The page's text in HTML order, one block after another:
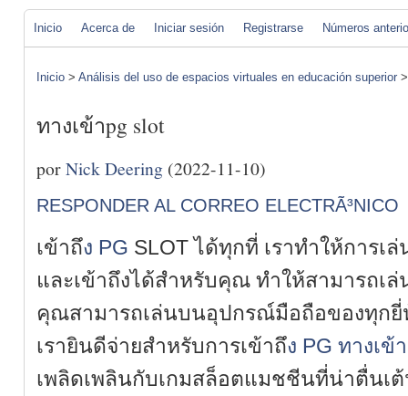
Inicio Acerca de Iniciar sesión Registrarse Números
Inicio > Análisis del uso de espacios virtuales en educación superior
ทางเข้าpg slot
porNick Deering (2022-11-10)
RESPONDER AL CORREO ELECTRÃ³NICO
เข้าถึง PG SLOT ได้ทุกที่ เราทำให้การเ
และเข้าถึงได้สำหรับคุณ ทำให้สามารถเ
คุณสามารถเล่นบนอุปกรณ์มือถือของทุก
เรายินดีจ่ายสำหรับการเข้าถึง PG ทางเข้
เพลิดเพลินกับเกมสล็อตแมชชีนที่น่าตื่นเ